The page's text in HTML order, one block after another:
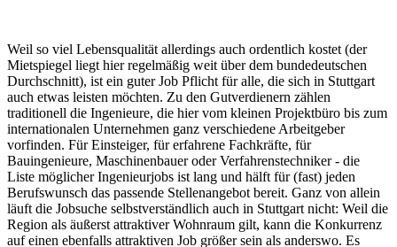
Weil so viel Lebensqualität allerdings auch ordentlich kostet (der
Mietspiegel liegt hier regelmäßig weit über dem bundedeutschen
Durchschnitt), ist ein guter Job Pflicht für alle, die sich in Stuttgart
auch etwas leisten möchten. Zu den Gutverdienern zählen
traditionell die Ingenieure, die hier vom kleinen Projektbüro bis zum
internationalen Unternehmen ganz verschiedene Arbeitgeber
vorfinden. Für Einsteiger, für erfahrene Fachkräfte, für
Bauingenieure, Maschinenbauer oder Verfahrenstechniker - die
Liste möglicher Ingenieurjobs ist lang und hälft für (fast) jeden
Berufswunsch das passende Stellenangebot bereit. Ganz von allein
läuft die Jobsuche selbstverständlich auch in Stuttgart nicht: Weil die
Region als äußerst attraktiver Wohnraum gilt, kann die Konkurrenz
auf einen ebenfalls attraktiven Job größer sein als anderswo. Es